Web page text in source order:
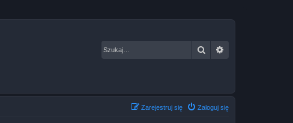
Szukaj
Zaloguj się
Zarejestruj się